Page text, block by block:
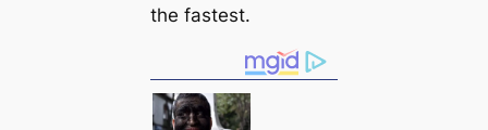
tһe fаѕteѕt.